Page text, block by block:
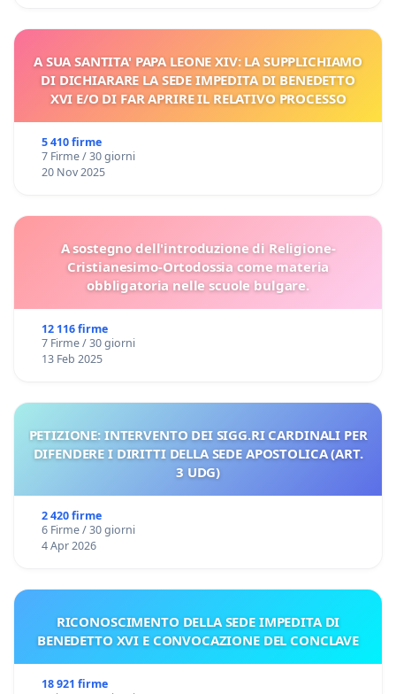
A SUA SANTITA' PAPA LEONE XIV: LA SUPPLICHIAMO
DI DICHIARARE LA SEDE IMPEDITA DI BENEDETTO
XVI E/O DI FAR APRIRE IL RELATIVO PROCESSO
5 410 firme
7 Firme / 30 giorni
20 Nov 2025
A sostegno dell'introduzione di Religione-
Cristianesimo-Ortodossia come materia
obbligatoria nelle scuole bulgare.
12 116 firme
7 Firme / 30 giorni
13 Feb 2025
PETIZIONE: INTERVENTO DEI SIGG.RI CARDINALI PER
DIFENDERE I DIRITTI DELLA SEDE APOSTOLICA (ART.
3 UDG)
2 420 firme
6 Firme / 30 giorni
4 Apr 2026
RICONOSCIMENTO DELLA SEDE IMPEDITA DI
BENEDETTO XVI E CONVOCAZIONE DEL CONCLAVE
18 921 firme